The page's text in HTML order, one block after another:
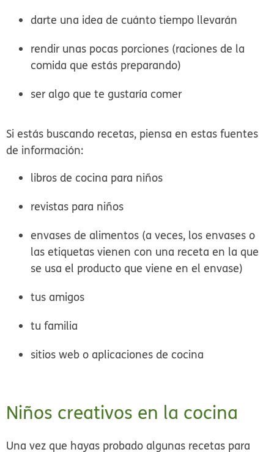
darte una idea de cuánto tiempo llevarán
rendir unas pocas porciones (raciones de la
comida que estás preparando)
ser algo que te gustaría comer
Si estás buscando recetas, piensa en estas fuentes
de información:
libros de cocina para niños
revistas para niños
envases de alimentos (a veces, los envases o
las etiquetas vienen con una receta en la que
se usa el producto que viene en el envase)
tus amigos
tu familia
sitios web o aplicaciones de cocina
Niños creativos en la cocina
Una vez que hayas probado algunas recetas para